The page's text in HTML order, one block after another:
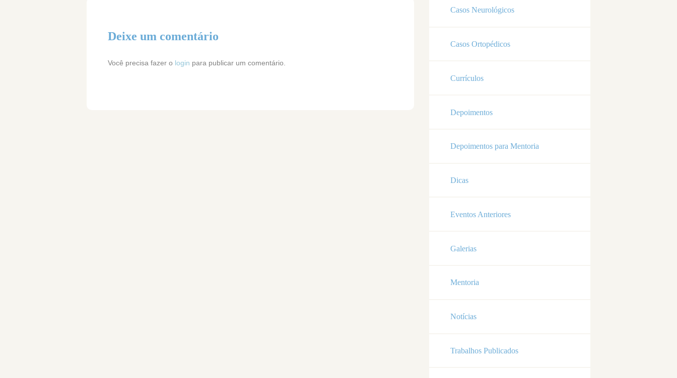
Deixe um comentário
Você precisa fazer o login para publicar um comentário.
Casos Neurológicos
Casos Ortopédicos
Currículos
Depoimentos
Depoimentos para Mentoria
Dicas
Eventos Anteriores
Galerias
Mentoria
Notícias
Trabalhos Publicados